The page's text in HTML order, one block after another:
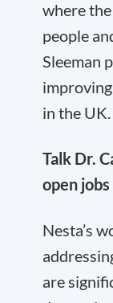
where
people
Sleeman
in the UK.
Talk Dr.
open
Nesta’s
are